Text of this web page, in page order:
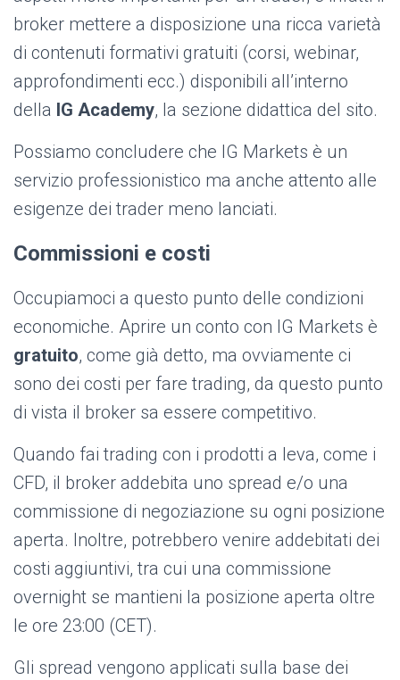
broker mettere a disposizione una ricca varietà
di contenuti formativi gratuiti (corsi, webinar,
approfondimenti ecc.) disponibili all’interno
della IG Academy, la sezione didattica del sito.
Possiamo concludere che IG Markets è un
servizio professionistico ma anche attento alle
esigenze dei trader meno lanciati.
Commissioni e costi
Occupiamoci a questo punto delle condizioni
economiche. Aprire un conto con IG Markets è
gratuito, come già detto, ma ovviamente ci
sono dei costi per fare trading, da questo punto
di vista il broker sa essere competitivo.
Quando fai trading con i prodotti a leva, come i
CFD, il broker addebita uno spread e/o una
commissione di negoziazione su ogni posizione
aperta. Inoltre, potrebbero venire addebitati dei
costi aggiuntivi, tra cui una commissione
overnight se mantieni la posizione aperta oltre
le ore 23:00 (CET).
Gli spread vengono applicati sulla base dei